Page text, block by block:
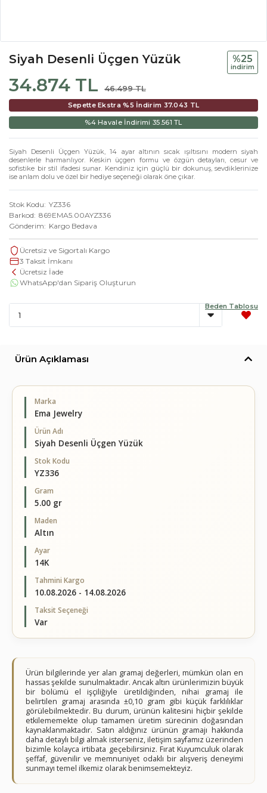
Siyah Desenli Üçgen Yüzük
34.874 TL 46.499 TL
%25
i̇ndi̇ri̇m
Sepette Ekstra %5 İndirim 37.043 TL
%4 Havale İndirimi 35.561 TL
Siyah Desenli Üçgen Yüzük, 14 ayar altının sıcak ışıltısını modern siyah
desenlerle harmanlıyor. Keskin üçgen formu ve özgün detayları, cesur ve
sofistike bir stil ifadesi sunar. Kendiniz için güçlü bir dokunuş, sevdiklerinize
ise anlam dolu ve özel bir hediye seçeneği olarak öne çıkar.
Stok Kodu YZ336
Barkod 869EMA5.00AYZ336
Gönderim
Kargo Bedava
Ücretsiz ve Sigortalı Kargo
3 Taksit İmkanı
Ücretsiz İade
WhatsApp'dan Sipariş Oluşturun
Beden Tablosu
Ürün Açıklaması
Marka
Ema Jewelry
Ürün Adı
Siyah Desenli Üçgen Yüzük
Stok Kodu
YZ336
Gram
5.00 gr
Maden
Altın
Ayar
14K
Tahmini Kargo
10.08.2026 - 14.08.2026
Taksit Seçeneği
Var
Ürün bilgilerinde yer alan gramaj değerleri, mümkün olan en
hassas şekilde sunulmaktadır. Ancak altın ürünlerimizin büyük
bir bölümü el işçiliğiyle üretildiğinden, nihai gramaj ile
belirtilen gramaj arasında ±0,10 gram gibi küçük farklılıklar
görülebilmektedir. Bu durum, ürünün kalitesini hiçbir şekilde
etkilememekte olup tamamen üretim sürecinin doğasından
kaynaklanmaktadır. Satın aldığınız ürünün gramajı hakkında
daha detaylı bilgi almak isterseniz, iletişim sayfamız üzerinden
bizimle kolayca irtibata geçebilirsiniz. Fırat Kuyumculuk olarak
şeffaf, güvenilir ve memnuniyet odaklı bir alışveriş deneyimi
sunmayı temel ilkemiz olarak benimsemekteyiz.